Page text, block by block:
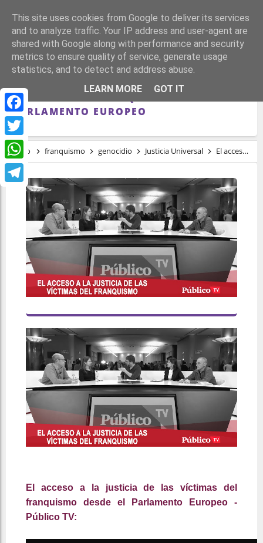
Facebook
Twitter
WhatsApp
Telegram
EL ACCESO A LA JUSTICIA DE LAS
VÍCTIMAS DEL FRANQUISMO DESDE EL
PARLAMENTO EUROPEO
Inicio franquismo genocidio Justicia Universal El acceso a la justicia de las víctimas del franquismo desde el Parlamento Europeo
El acceso a la justicia de las víctimas del
franquismo desde el Parlamento Europeo -
Público TV:
This site uses cookies from Google to deliver its services
and to analyze traffic. Your IP address and user-agent are
shared with Google along with performance and security
metrics to ensure quality of service, generate usage
statistics, and to detect and address abuse.
LEARN MORE
GOT IT